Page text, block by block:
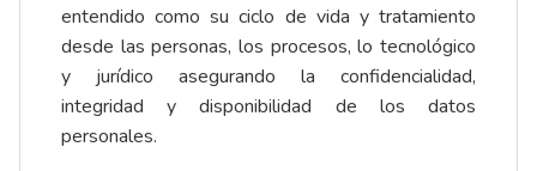
entendido como su ciclo de vida y tratamiento
desde las personas, los procesos, lo tecnológico
y jurídico asegurando la confidencialidad,
integridad y disponibilidad de los datos
personales.